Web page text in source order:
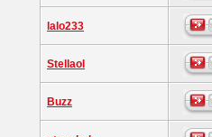
lalo233
Stellaol
Buzz